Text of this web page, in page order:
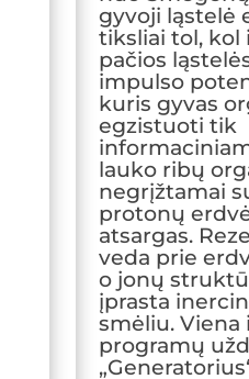
gyvoji ląstelė
tiksliai tol, kol
pačios
impulso
kuris gyvas
egzistuoti tik
lauko ribų
negrįžtamai
protonų
atsargas.
veda prie
o jonų
įprasta
smėliu. Viena
programų